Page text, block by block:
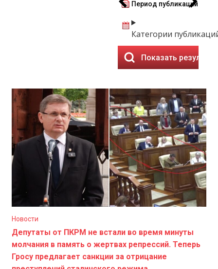
Период публикации
Категории
Показать
Новости
Депутаты от ПКРМ не встали во время минуты
молчания в память о жертвах репрессий. Теперь
Гросу предлагает санкции за отрицание